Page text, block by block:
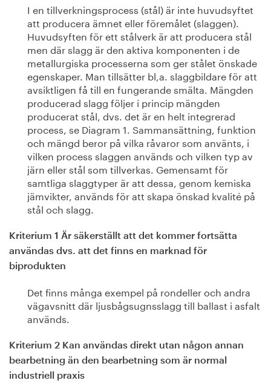
I en tillverkningsprocess (stål) är inte huvudsyftet
att producera ämnet eller föremålet (slaggen).
Huvudsyften för ett stålverk är att producera stål
men där slagg är den aktiva komponenten i de
metallurgiska processerna som ger stålet önskade
egenskaper. Man tillsätter bl,a. slaggbildare för att
avsiktligen få till en fungerande smälta. Mängden
producerad slagg följer i princip mängden
producerat stål, dvs. det är en helt integrerad
process, se Diagram 1. Sammansättning, funktion
och mängd beror på vilka råvaror som använts, i
vilken process slaggen används och vilken typ av
järn eller stål som tillverkas. Gemensamt för
samtliga slaggtyper är att dessa, genom kemiska
jämvikter, används för att skapa önskad kvalité på
stål och slagg.
Kriterium 1 Är säkerställt att det kommer fortsätta
användas dvs. att det finns en marknad för
biprodukten
Det finns många exempel på rondeller och andra
vägavsnitt där ljusbågsugnsslagg till ballast i asfalt
används.
Kriterium 2 Kan användas direkt utan någon annan
bearbetning än den bearbetning som är normal
industriell praxis